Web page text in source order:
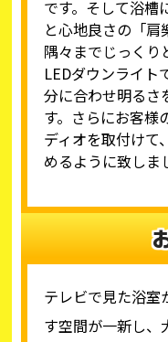
です。そして浴槽
と心地良さの「
隅々までじっくり
LEDダウンライト
分に合わせ明るさ
す。さらにお客様
ディオを取付けて
めるように致しま
テレビで見た浴室
す空間が一新し、